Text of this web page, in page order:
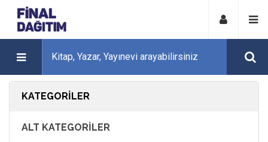
KATEGORILER
ALT KATEGORILER